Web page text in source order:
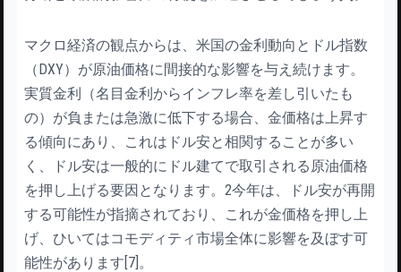
マクロ経済の観点からは、米国の金利動向とドル指数
（DXY）が原油価格に間接的な影響を与え続けます。
実質金利（名目金利からインフレ率を差し引いたも
の）が負または急激に低下する場合、金価格は上昇す
る傾向にあり、これはドル安と相関することが多い
く、ドル安は一般的にドル建てで取引される原油価格
を押し上げる要因となります。2今年は、ドル安が再開
する可能性が指摘されており、これが金価格を押し上
げ、ひいてはコモディティ市場全体に影響を及ぼす可
能性があります[7]。